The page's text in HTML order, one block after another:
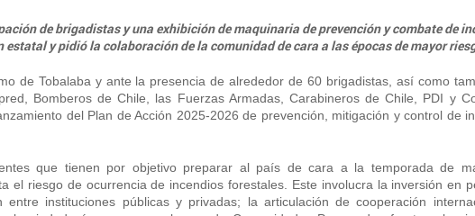
de brigadistas y una exhibición de maquinaria de prevención y combate de
y pidió la colaboración de la comunidad de cara a las épocas de mayor
de Tobalaba y ante la presencia de alrededor de 60 brigadistas, así como
Bomberos de Chile, las Fuerzas Armadas, Carabineros de Chile, PDI y
del Plan de Acción 2025-2026 de prevención, mitigación y control de
que tienen por objetivo preparar al país de cara a la temporada de
el riesgo de ocurrencia de incendios forestales. Este involucra la inversión en
entre instituciones públicas y privadas; la articulación de cooperación